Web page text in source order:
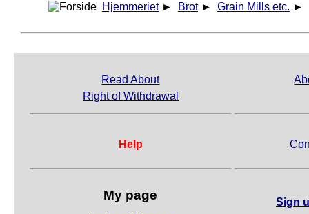
Hjemmeriet ► Brot ► Grain Mills etc. ►
Read About
Right of Withdrawal
Help
My page Sign